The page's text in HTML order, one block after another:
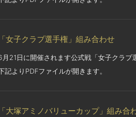
「女子クラブ選手権」組み合わせ
月21日に開催されます公式戦「女子クラブ
記よりPDFファイルが開きます。
「大塚アミノバリューカップ」組み合